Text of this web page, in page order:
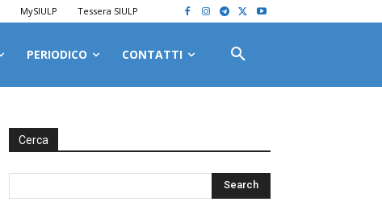
MySIULP Tessera SIULP
PERIODICO CONTATTI
Cerca